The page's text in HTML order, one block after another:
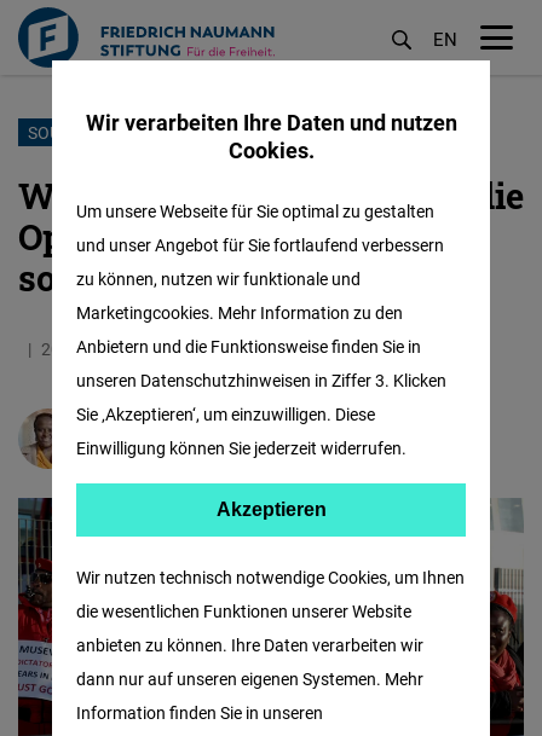
Direkt
Inhalt
EN
SOUVERÄNITÄT ALS VORWAND
Wie Ugandas neues Gesetz die
Opposition mundtot machen
soll
20.05.2026 3.0 Minuten Sub-Saharan Africa
Masechaba Mdaka
Wir verarbeiten Ihre Daten und nutzen
Cookies.
Wir nutzen technisch notwendige Cookies, um Ihnen
die wesentlichen Funktionen unserer Website
anbieten zu können. Ihre Daten verarbeiten wir
dann nur auf unseren eigenen Systemen. Mehr
Information finden Sie in unseren
Um unsere Webseite für Sie optimal zu gestalten
und unser Angebot für Sie fortlaufend verbessern
zu können, nutzen wir funktionale und
Marketingcookies. Mehr Information zu den
Anbietern und die Funktionsweise finden Sie in
unseren Datenschutzhinweisen in Ziffer 3. Klicken
Sie ‚Akzeptieren‘, um einzuwilligen. Diese
Einwilligung können Sie jederzeit widerrufen.
Facebook
Embed
Twitter
Akzeptieren Akzeptieren